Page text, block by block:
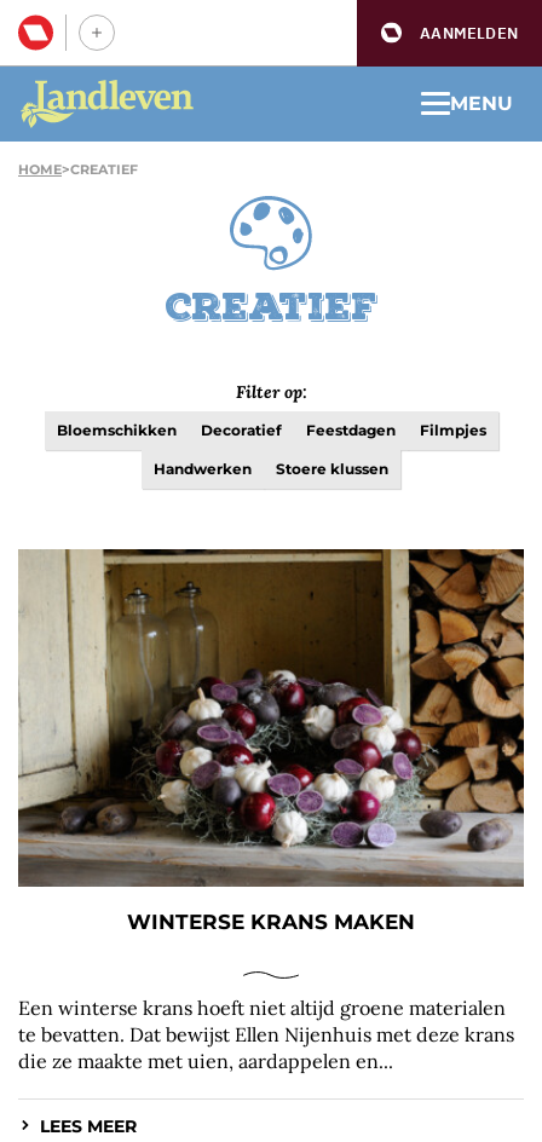
AANMELDEN
MENU
HOME>CREATIEF
Creatief
Filter op:
Bloemschikken Decoratief Feestdagen Filmpjes
Handwerken Stoere klussen
WINTERSE KRANS MAKEN
Een winterse krans hoeft niet altijd groene materialen
te bevatten. Dat bewijst Ellen Nijenhuis met deze krans
die ze maakte met uien, aardappelen en...
LEES MEER